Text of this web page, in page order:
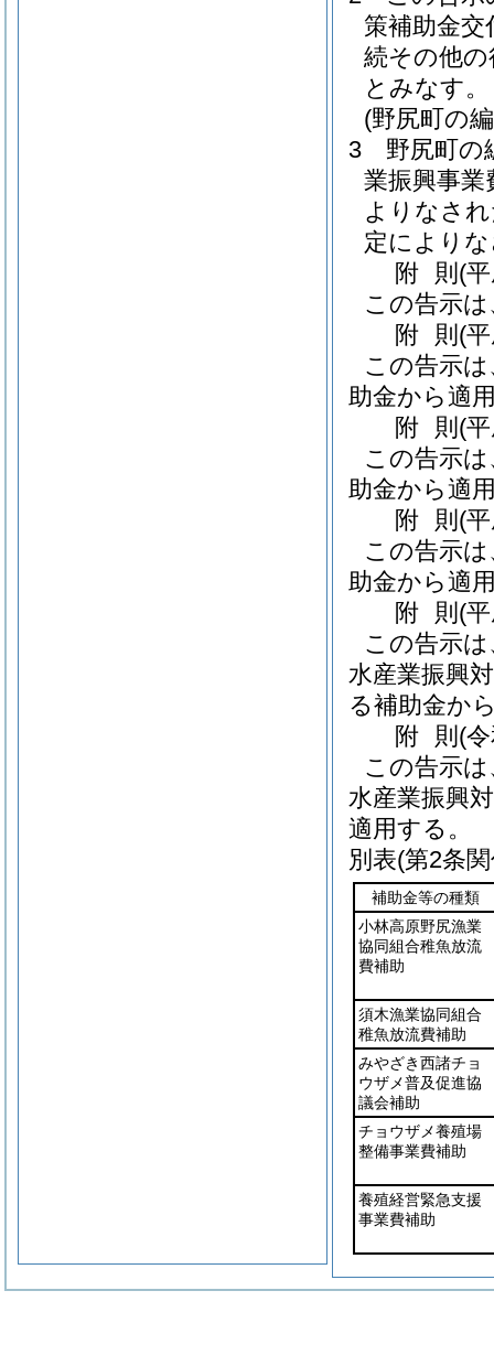
策補助金交
続その他
とみなす。
(野尻町の
3
野尻町の
業振興事業
よりなさ
定により
附 則 (
この告示
附 則 (
この告示
助金から適
附 則 (
この告示
助金から適
附 則 (
この告示
助金から適
附 則 (
この告示
水産業振興
る補助金か
附 則 (
この告示
水産業振興
適用する。
別表(第2条
補助金等の種類
小林高原野尻漁業
協同組合稚魚放流
費補助
須木漁業協同組合
稚魚放流費補助
みやざき西諸チョ
ウザメ普及促進協
議会補助
チョウザメ養殖場
整備事業費補助
養殖経営緊急支援
事業費補助